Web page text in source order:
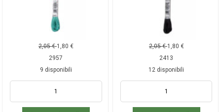
2,05€ 1,80 €
2957
9 disponibili
2,05€ 1,80 €
2413
12 disponibili